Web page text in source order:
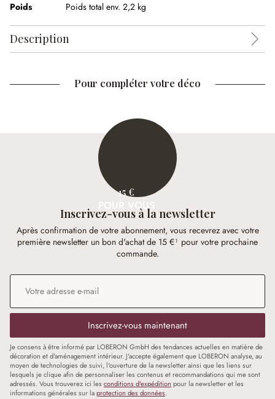
Poids
Poids total env. 2,2 kg
Description
Pour compléter votre déco
15 €
POUR VOUS
Inscrivez-vous à la newsletter
Après confirmation de votre abonnement, vous recevrez avec votre
première newsletter un bon d'achat de 15 €¹ pour votre prochaine
commande.
Adresse e-mail
Inscrivez-vous maintenant
Je consens à être informé par LOBERON GmbH des tendances actuelles en matière de
décoration et d'aménagement intérieur. J'accepte également que LOBERON analyse, au
moyen de technologies de suivi, l'ouverture de la newsletter ainsi que les liens sur
lesquels je clique afin de personnaliser les contenus et recommandations qui me sont
adressés. Vous trouverez ici les conditions d'expédition pour la newsletter et les
informations générales sur laprotection des données.